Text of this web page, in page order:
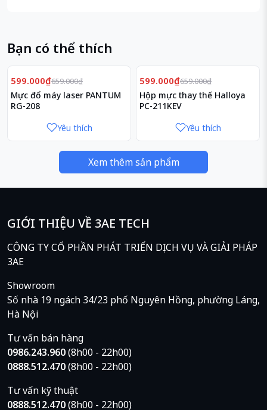
Bạn có thể thích
Giảm9%
599.000₫659.000₫
Mực đổ máy laser PANTUM
RG-208
Yêu thích
Giảm9%
599.000₫659.000₫
Hộp mực thay thế Halloya
PC-211KEV
Yêu thích
Xem thêm sản phẩm
GIỚI THIỆU VỀ 3AE TECH
CÔNG TY CỔ PHẦN PHÁT TRIỂN DỊCH VỤ VÀ GIẢI PHÁP
3AE
Showroom
Số nhà 19 ngách 34/23 phố Nguyên Hồng, phường Láng,
Hà Nội
Tư vấn bán hàng
0986.243.960(8h00 - 22h00)
0888.512.470(8h00 - 22h00)
Tư vấn kỹ thuật
0888.512.470(8h00 - 22h00)